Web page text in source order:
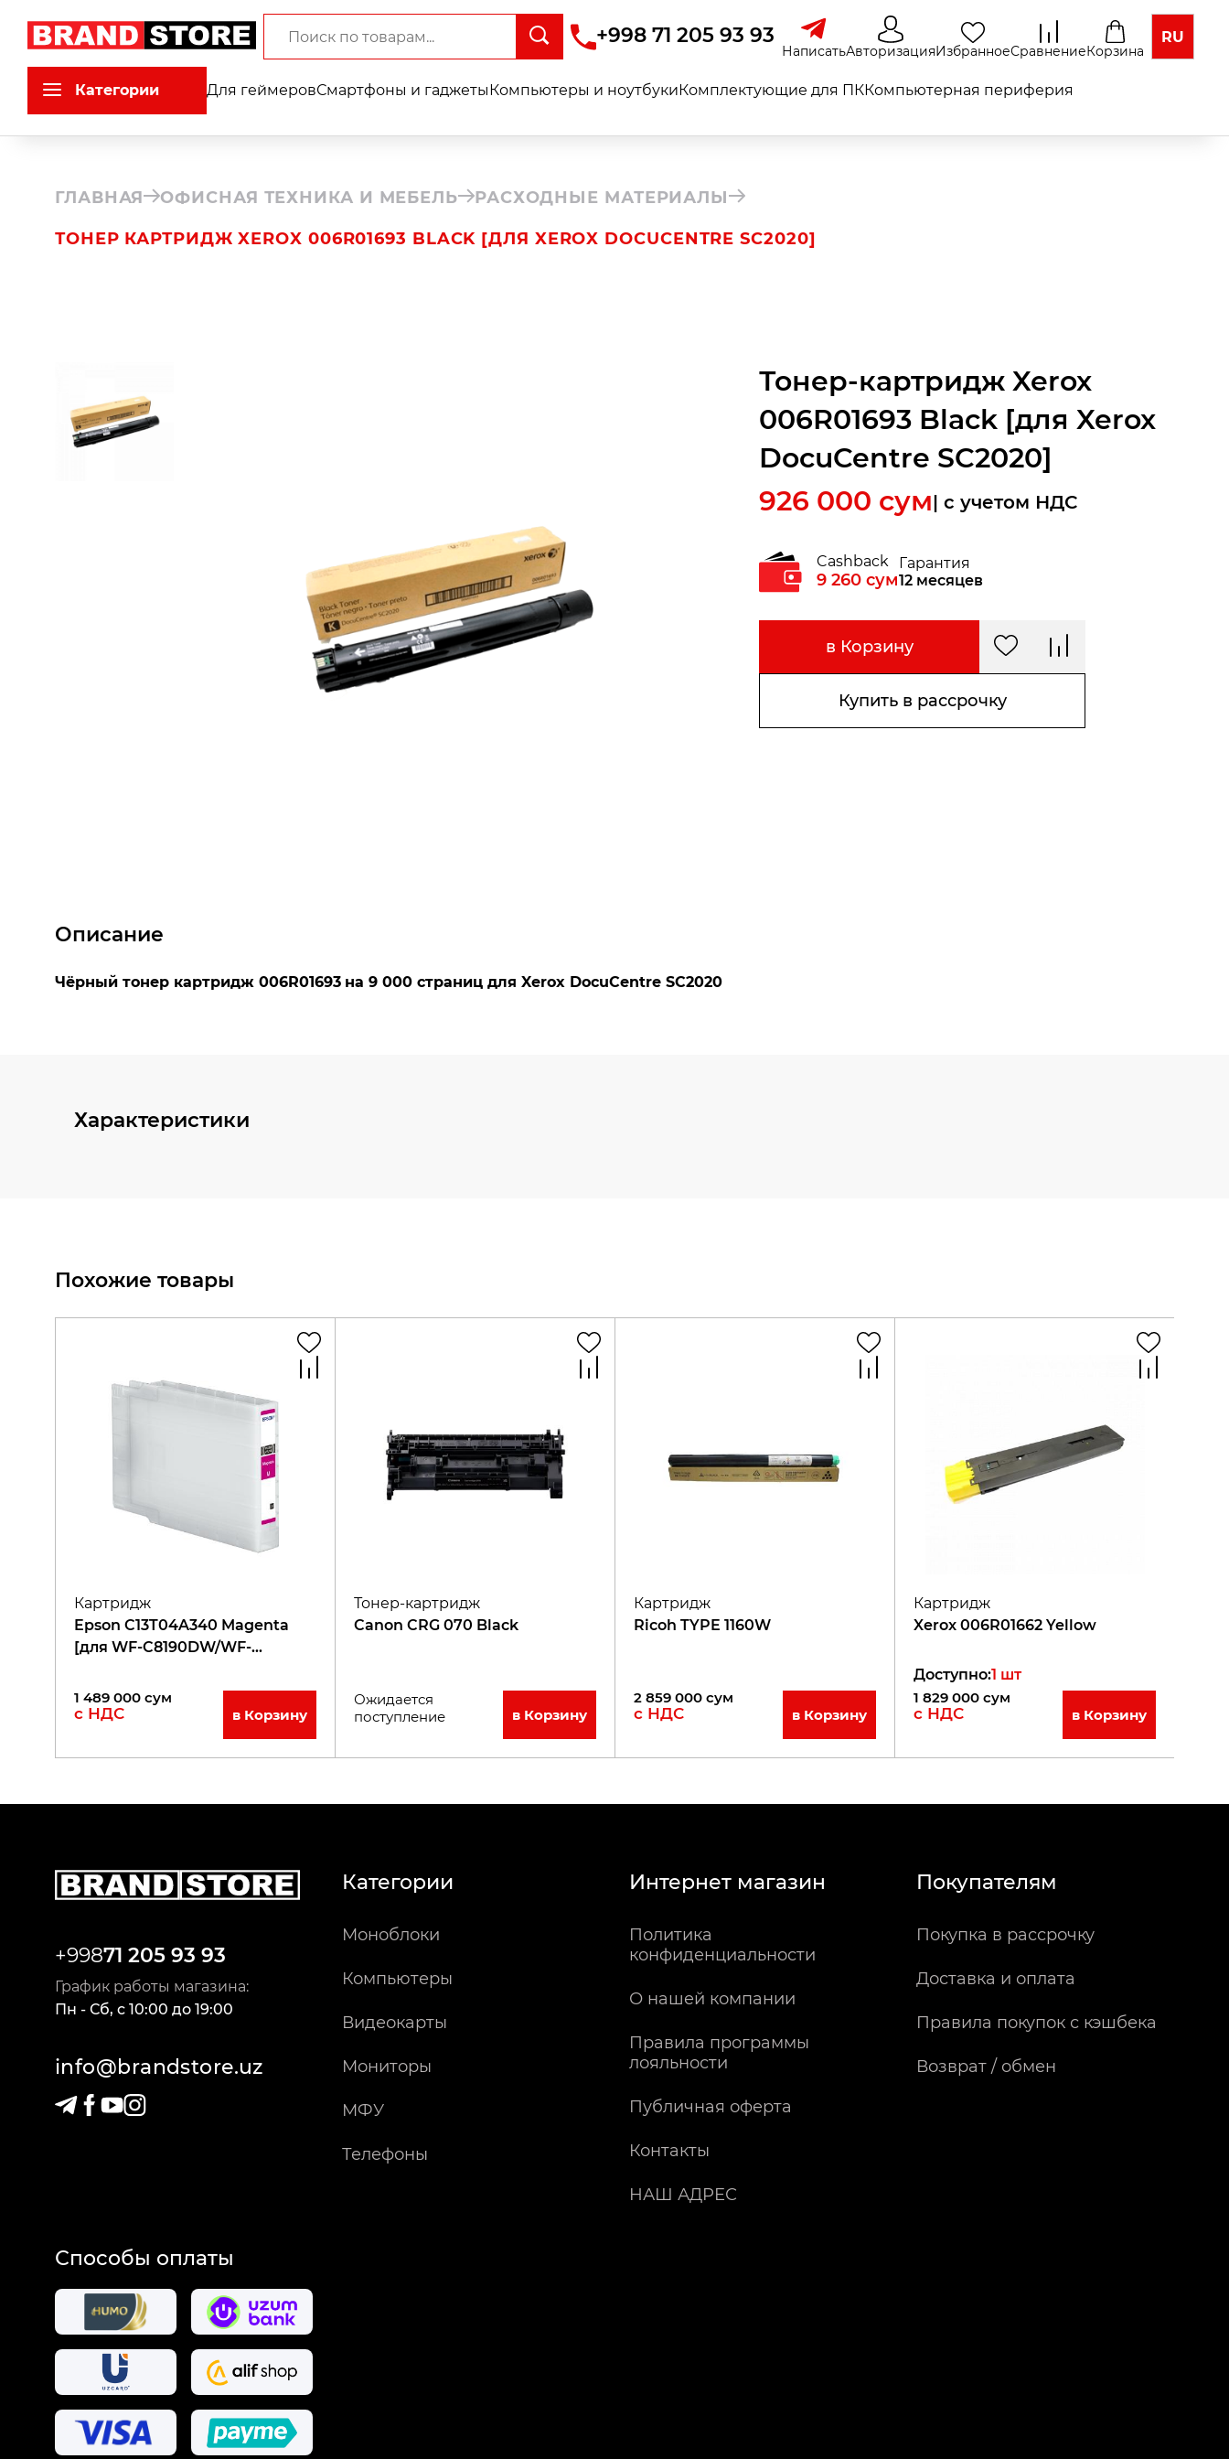
+998 71 205 93 93
НаписатьАвторизацияИзбранноеСравнениеКорзина
RU
Категории Для геймеровСмартфоны и гаджетыКомпьютеры и ноутбукиКомплектующие для ПККомпьютерная периферия
ГЛАВНАЯ ОФИСНАЯ ТЕХНИКА И МЕБЕЛЬ РАСХОДНЫЕ МАТЕРИАЛЫ
ТОНЕР КАРТРИДЖ XEROX 006R01693 BLACK [ДЛЯ XEROX DOCUCENTRE SC2020]
Тонер-картридж Xerox
006R01693 Black [для Xerox
DocuCentre SC2020]
926 000 сум| c учетом НДС
Cashback
9 260 сум
Гарантия
12 месяцев
в Корзину
Купить в рассрочку
Описание
Характеристики
Похожие товары
Картридж
Epson C13T04A340 Magenta
[для WF-C8190DW/WF-
1 489 000 сум
с НДС в Корзину
Тонер-картридж
Canon CRG 070 Black
Ожидается
поступление
в Корзину
Картридж
Ricoh TYPE 1160W
2 859 000 сум
с НДС в Корзину
Картридж
Xerox 006R01662 Yellow
Доступно:1 шт
1 829 000 сум
с НДС в Корзину
+99871 205 93 93
График работы магазина:
Пн - Сб, c 10:00 до 19:00
info@brandstore.uz
Категории
Моноблоки
Компьютеры
Видеокарты
Мониторы
МФУ
Телефоны
Интернет магазин
Политика
конфиденциальности
О нашей компании
Правила программы
лояльности
Публичная оферта
Контакты
НАШ АДРЕС
Покупателям
Покупка в рассрочку
Доставка и оплата
Правила покупок с кэшбека
Возврат / обмен
Способы оплаты